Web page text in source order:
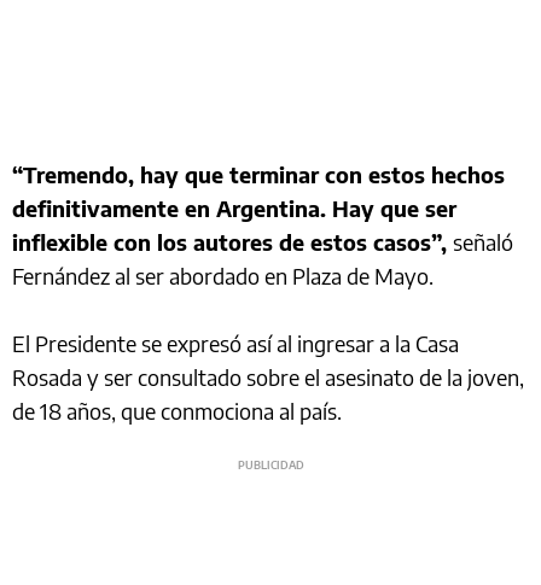
“Tremendo, hay que terminar con estos hechos
definitivamente en Argentina. Hay que ser
inflexible con los autores de estos casos”, señaló
Fernández al ser abordado en Plaza de Mayo.
El Presidente se expresó así al ingresar a la Casa
Rosada y ser consultado sobre el asesinato de la joven,
de 18 años, que conmociona al país.